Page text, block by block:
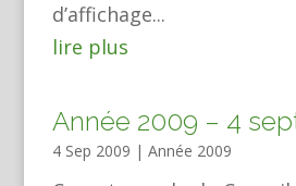
d’affichage...
lire plus
Année 2009 – 4
4 Sep 2009 | Année 2009